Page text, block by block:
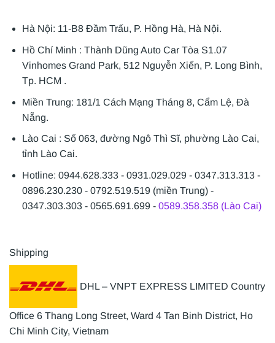
Hà Nội: 11-B8 Đầm Trấu, P. Hồng Hà, Hà Nội.
Hồ Chí Minh : Thành Dũng Auto Car Tòa S1.07
Vinhomes Grand Park, 512 Nguyễn Xiển, P. Long Bình,
Tp. HCM .
Miền Trung: 181/1 Cách Mạng Tháng 8, Cẩm Lệ, Đà
Nẵng.
Lào Cai : Số 063, đường Ngô Thì Sĩ, phường Lào Cai,
tỉnh Lào Cai.
Hotline: 0944.628.333 - 0931.029.029 - 0347.313.313 -
0896.230.230 - 0792.519.519 (miền Trung) -
0347.303.303 - 0565.691.699 - 0589.358.358 (Lào Cai)
Shipping
DHL – VNPT EXPRESS LIMITED Country
Office 6 Thang Long Street, Ward 4 Tan Binh District, Ho
Chi Minh City, Vietnam